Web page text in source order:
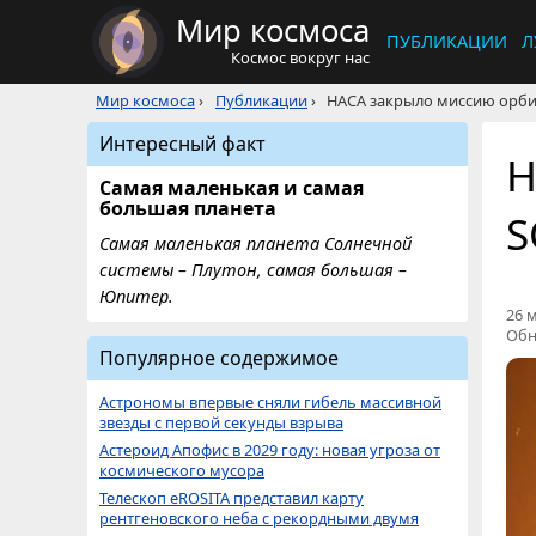
Мир космоса
Космос вокруг нас
ПУБЛИКАЦИИ
Мир космоса› Публикации› НАСА закрыло миссию
26
Интересный факт
Самая маленькая и самая
большая планета
Самая маленькая планета Солнечной
системы – Плутон, самая большая –
Юпитер.
Популярное содержимое
Астрономы впервые сняли гибель массивной
звезды с первой секунды взрыва
Астероид Апофис в 2029 году: новая угроза от
космического мусора
Телескоп eROSITA представил карту
рентгеновского неба с рекордными двумя